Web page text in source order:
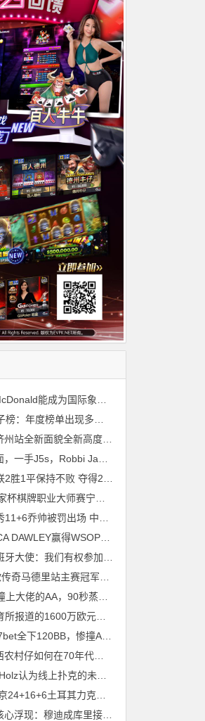
【EV扑克】红龙杯济州站全新面貌全新高度！张麦后来居上逆袭斩获主赛事冠军奖杯！圆满结束的同时期待11月嘉年华再会！
【6upoker】JESSICA DAWLEY赢得WSOP女士锦标赛冠军，入账$130,230
大发体育-国天空体育所报道的1600万欧元过于夸张，大发助力你的致富之路！
【EV扑克】KK翻前7bet全下120BB，惨撞AA成为主赛泡沫
【EV扑克】一个广西农村仔如何在70年代赴美成为WSOP冠军？
【6upoker】Fedor Holz认为线上扑克的未来不会出现金融危机
迈博体育 勇士未来核心浮现：穆迪成库里接班人最佳人选